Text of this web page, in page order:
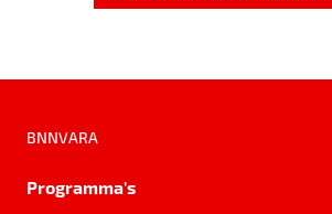
BNNVARA
Programma's